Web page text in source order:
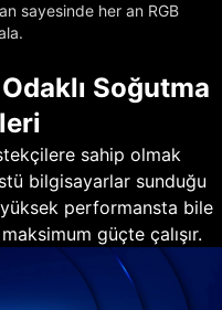
sayesinde her an RGB
Soğutma
sahip olmak
bilgisayarlar sunduğu
performansta bile
güçte çalışır.